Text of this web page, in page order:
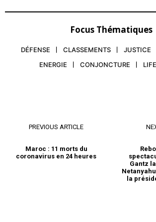
Focus Thématiques
DÉFENSE CLASSEMENTS JUSTICE
ENERGIE
CONJONCTURE
PREVIOUS ARTICLE
Maroc : 11 morts du
coronavirus en 24 heures
Gantz
la